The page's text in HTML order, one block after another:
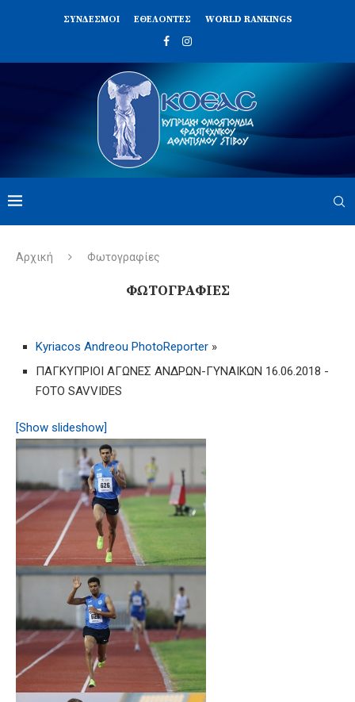
ΣΥΝΔΈΣΜΟΙ ΕΘΕΛΟΝΤΈΣ WORLD RANKINGS
Αρχική Φωτογραφίες
ΦΩΤΟΓΡΑΦΊΕΣ
Kyriacos Andreou PhotoReporter »
ΠΑΓΚΥΠΡΙΟΙ ΑΓΩΝΕΣ ΑΝΔΡΩΝ-ΓΥΝΑΙΚΩΝ 16.06.2018 -
FOTO SAVVIDES
[Show slideshow]